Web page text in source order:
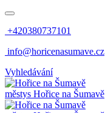
+420380737101
info@horicenasumave.cz
Vyhledávání
městys Hořice na Šumavě